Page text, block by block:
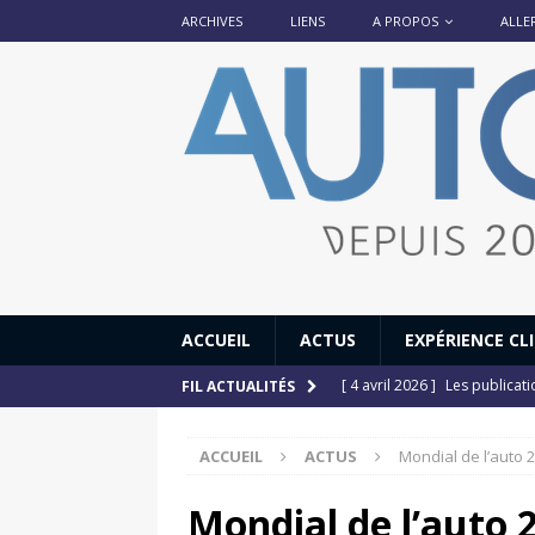
ARCHIVES LIENS A PROPOS
ACCUEIL ACTUS EXPÉRIENCE
FIL ACTUALITÉS [ 4 avril 2026 ] Les
[ 12 juillet 2025 ] 14 juillet :
[ 6 juillet 2025 ]
Renault
ACCUEIL ACTUS Mondial de l’auto
Mondial de l’auto